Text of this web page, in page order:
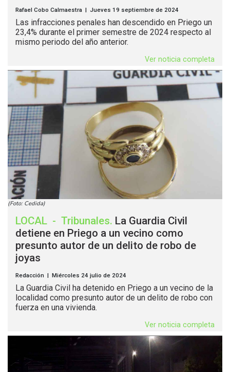
Rafael Cobo Calmaestra | Jueves 19 septiembre de 2024
Las infracciones penales han descendido en Priego un
23,4% durante el primer semestre de 2024 respecto al
mismo periodo del año anterior.
Ver noticia completa
(Foto: Cedida)
LOCAL - Tribunales. La Guardia Civil
detiene en Priego a un vecino como
presunto autor de un delito de robo de
joyas
Redacción | Miércoles 24 julio de 2024
La Guardia Civil ha detenido en Priego a un vecino de la
localidad como presunto autor de un delito de robo con
fuerza en una vivienda.
Ver noticia completa